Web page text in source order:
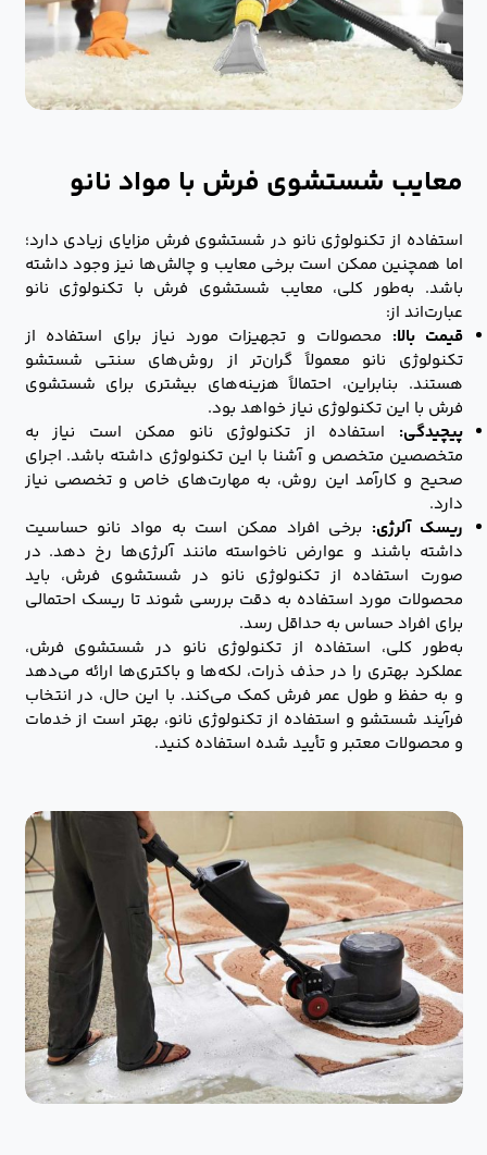
معایب شستشوی فرش با مواد نانو
استفاده از تکنولوژی نانو در شستشوی فرش مزایای زیادی دارد؛
اما همچنین ممکن است برخی معایب و چالش‌ها نیز وجود داشته
باشد. به‌طور کلی، معایب شستشوی فرش با تکنولوژی نانو
عبارت‌اند از:
قیمت بالا: محصولات و تجهیزات مورد نیاز برای استفاده از
تکنولوژی نانو معمولاً گران‌تر از روش‌های سنتی شستشو
هستند. بنابراین، احتمالاً هزینه‌های بیشتری برای شستشوی
فرش با این تکنولوژی نیاز خواهد بود.
پیچیدگی: استفاده از تکنولوژی نانو ممکن است نیاز به
متخصصین متخصص و آشنا با این تکنولوژی داشته باشد. اجرای
صحیح و کارآمد این روش، به مهارت‌های خاص و تخصصی نیاز
دارد.
ریسک آلرژی: برخی افراد ممکن است به مواد نانو حساسیت
داشته باشند و عوارض ناخواسته مانند آلرژی‌ها رخ دهد. در
صورت استفاده از تکنولوژی نانو در شستشوی فرش، باید
محصولات مورد استفاده به دقت بررسی شوند تا ریسک احتمالی
برای افراد حساس به حداقل رسد.
به‌طور کلی، استفاده از تکنولوژی نانو در شستشوی فرش،
عملکرد بهتری را در حذف ذرات، لکه‌ها و باکتری‌ها ارائه می‌دهد
و به حفظ و طول عمر فرش کمک می‌کند. با این حال، در انتخاب
فرآیند شستشو و استفاده از تکنولوژی نانو، بهتر است از خدمات
و محصولات معتبر و تأیید شده استفاده کنید.